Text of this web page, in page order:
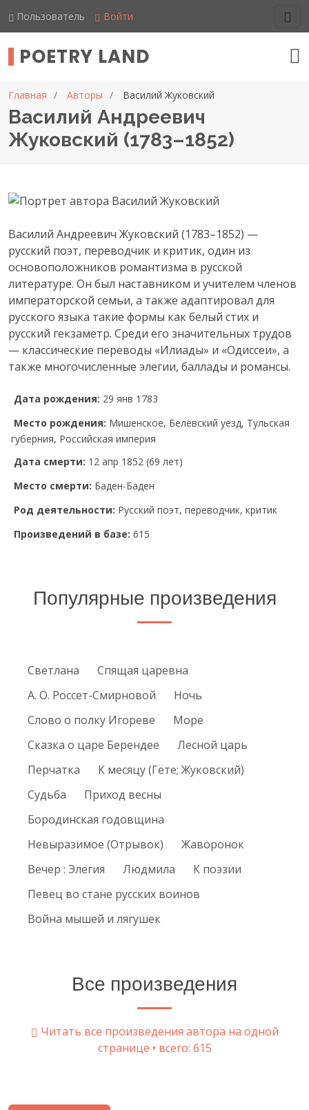
Пользователь Войти
POETRY LAND
Главная Авторы Василий Жуковский
Василий Андреевич
Жуковский (1783–1852)
Василий Андреевич Жуковский (1783–1852) —
русский поэт, переводчик и критик, один из
основоположников романтизма в русской
литературе. Он был наставником и учителем членов
императорской семьи, а также адаптировал для
русского языка такие формы как белый стих и
русский гекзаметр. Среди его значительных трудов
— классические переводы «Илиады» и «Одиссеи», а
также многочисленные элегии, баллады и романсы.
Дата рождения: 29 янв 1783
Место рождения: Мишенское, Белёвский уезд, Тульская
губерния, Российская империя
Дата смерти: 12 апр 1852 (69 лет)
Место смерти: Баден-Баден
Род деятельности: Русский поэт, переводчик, критик
Произведений в базе: 615
Популярные произведения
Светлана
Спящая царевна
А. О. Россет-Смирновой
Ночь
Слово о полку Игореве
Море
Сказка о царе Берендее
Лесной царь
Перчатка
К месяцу (Гёте; Жуковский)
Судьба
Приход весны
Бородинская годовщина
Невыразимое (Отрывок)
Жаворонок
Вечер : Элегия
Людмила
К поэзии
Певец во стане русских воинов
Война мышей и лягушек
Все произведения
Читать все произведения автора на одной
странице • всего: 615